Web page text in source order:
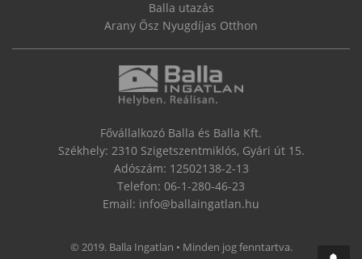
Balla utazás
Arany Ősz Nyugdíjas Otthon
Fővállalkozó Balla és Balla Kft.
Székhely: 2310 Szigetszentmiklós, Gyári út 15.
Adószám: 12502138-2-13
Telefon: 06-1-280-46-23
Email: info@ballaingatlan.hu
© 2019. Balla Ingatlan • Minden jog fenntartva.